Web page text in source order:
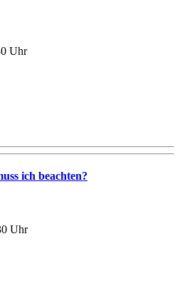
Uhr
ich beachten?
Uhr